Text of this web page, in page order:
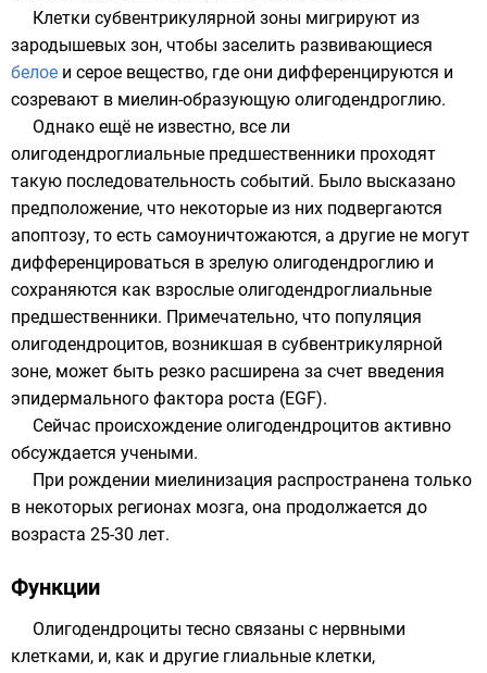
Клетки субвентрикулярной зоны мигрируют из
зародышевых зон, чтобы заселить развивающиеся
белое и серое вещество, где они дифференцируются и
созревают в миелин-образующую олигодендроглию.
Однако ещё не известно, все ли
олигодендроглиальные предшественники проходят
такую последовательность событий. Было высказано
предположение, что некоторые из них подвергаются
апоптозу, то есть самоуничтожаются, а другие не могут
дифференцироваться в зрелую олигодендроглию и
сохраняются как взрослые олигодендроглиальные
предшественники. Примечательно, что популяция
олигодендроцитов, возникшая в субвентрикулярной
зоне, может быть резко расширена за счет введения
эпидермального фактора роста (EGF).
Сейчас происхождение олигодендроцитов активно
обсуждается учеными.
При рождении миелинизация распространена только
в некоторых регионах мозга, она продолжается до
возраста 25-30 лет.
Функции
Олигодендроциты тесно связаны с нервными
клетками, и, как и другие глиальные клетки,